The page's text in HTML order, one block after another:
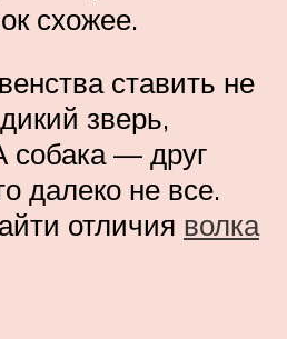
схожее.
ставить не
зверь,
собака — друг
далеко не все.
отличия волка